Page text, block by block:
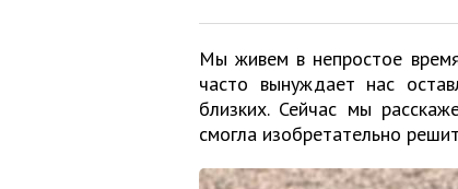
Мы живем в непростое
часто вынуждает нас
близких. Сейчас мы
смогла изобретательно